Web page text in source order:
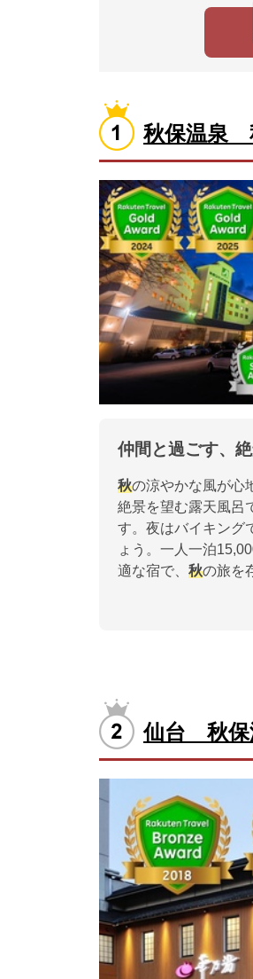
秋保温泉
仲間と過ごす、
秋の涼やかな風が心
絶景を望む露天風呂
す。夜はバイキング
ょう。一人一泊
適な宿で、 秋の旅を
仙台 秋